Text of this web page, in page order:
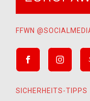
FFWN
SICHERHEITS-TIPPS